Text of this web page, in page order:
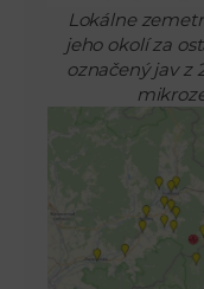
Lokálne
jeho okolí za
označený jav z